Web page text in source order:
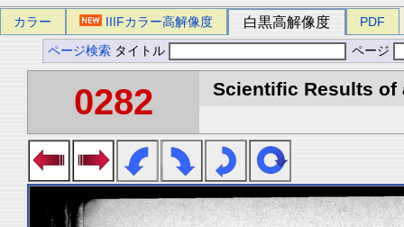
カラー IIIFカラー高解像度 白黒高解像度 PDF
ページ検索 タイトル ページ
0282 Scientific Results of